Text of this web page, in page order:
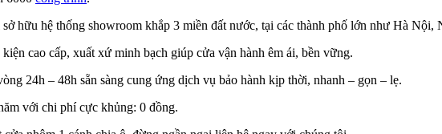
hữu hệ thống showroom khắp 3 miền đất nước, tại các thành phố lớn như Hà
cao cấp, xuất xứ minh bạch giúp cửa vận hành êm ái, bền vững.
24h – 48h sẵn sàng cung ứng dịch vụ bảo hành kịp thời, nhanh – gọn – lẹ.
với chi phí cực khủng: 0 đồng.